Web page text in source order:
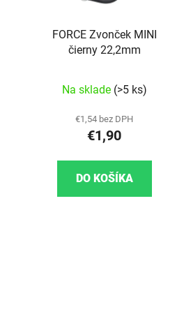
FORCE Zvonček MINI
čierny 22,2mm
Na sklade (>5 ks)
€1,54 bez DPH
€1,90
DO KOŠÍKA